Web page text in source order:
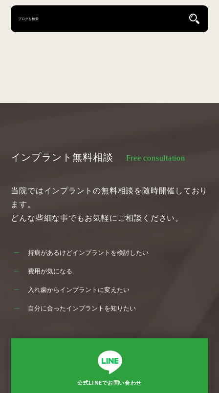
インプラント無料相談 Free consultation
当院ではインプラントの無料相談を随時開催しており
ます。
どんな些細な事でもお気軽にご相談ください。
持病があるけどインプラントを検討したい
費用が気になる
入れ歯からインプラントに変えたい
自分に合ったインプラントを知りたい
公式LINEでお問い合わせ